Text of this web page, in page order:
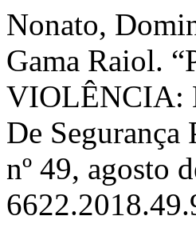
Nonato,
Gama Raiol.
VIOLÊNCIA:
De Segurança
nº 49, agosto